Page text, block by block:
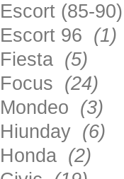
Escort (85-90)
Escort 96 (1)
Fiesta (5)
Focus (24)
Mondeo (3)
Hiunday (6)
Honda (2)